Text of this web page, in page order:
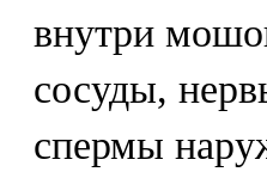
внутри
сосуды,
спермы